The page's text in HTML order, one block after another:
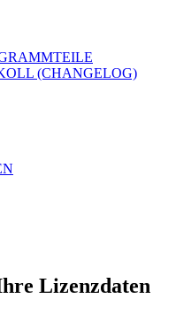
(CHANGELOG)
Lizenzdaten